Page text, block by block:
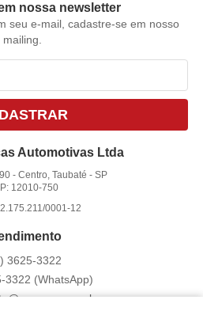
nossa newsletter
seu e-mail, cadastre-se em nosso
mailing.
Automotivas Ltda
-Centro, Taubaté -SP
12010-750
0001-12
3625-3322
3322 (WhatsApp)